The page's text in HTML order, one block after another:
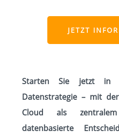
JETZT
Starten Sie jetzt in
Datenstrategie – mit
Cloud als
datenbasierte